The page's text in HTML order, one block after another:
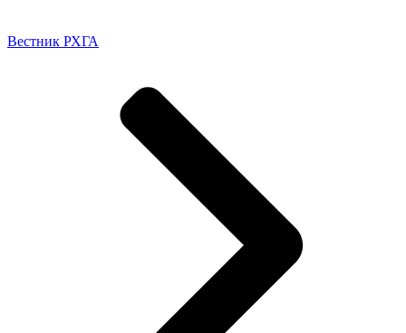
Вестник РХГА